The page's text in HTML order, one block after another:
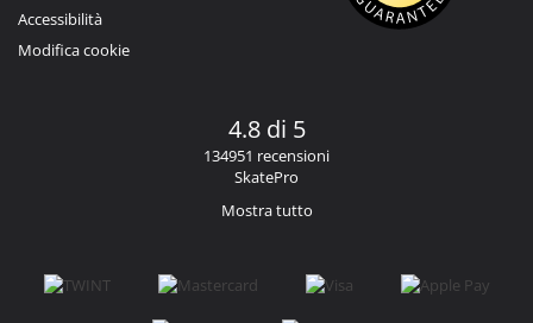
Accessibilità
Modifica cookie
4.8 di 5
134951 recensioni
SkatePro
Mostra tutto